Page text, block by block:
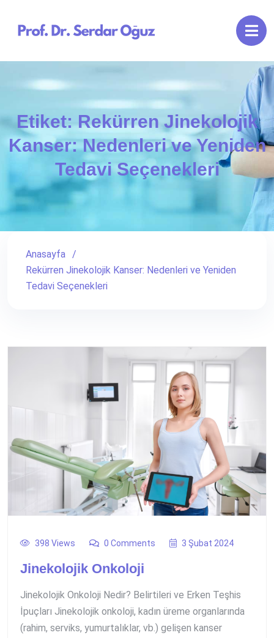
Etiket:Rekürren Jinekolojik
Kanser: Nedenleri ve Yeniden
Tedavi Seçenekleri
Anasayfa
Rekürren Jinekolojik Kanser: Nedenleri ve Yeniden
Tedavi Seçenekleri
398 Views 0 Comments 3 Şubat 2024
Jinekolojik Onkoloji
Jinekolojik Onkoloji Nedir? Belirtileri ve Erken Teşhis
İpuçları Jinekolojik onkoloji, kadın üreme organlarında
(rahim, serviks, yumurtalıklar, vb.) gelişen kanser